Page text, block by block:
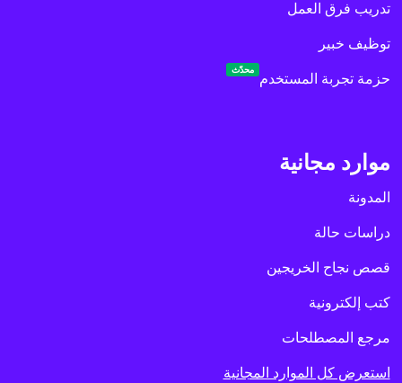
تدريب فرق العمل
توظيف خبير
حزمة تجربة المستخدم
محدّث
موارد مجانية
المدونة
دراسات حالة
قصص نجاح الخريجين
كتب إلكترونية
مرجع المصطلحات
استعرض كل الموارد المجانية